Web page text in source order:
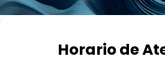
Horario de